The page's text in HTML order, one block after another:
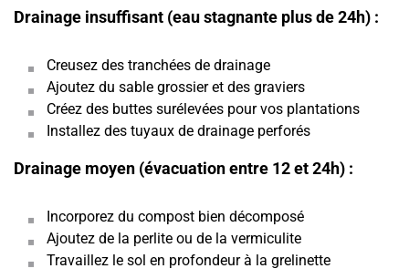
Drainage insuffisant (eau stagnante plus de 24h) :
Creusez des tranchées de drainage
Ajoutez du sable grossier et des graviers
Créez des buttes surélevées pour vos plantations
Installez des tuyaux de drainage perforés
Drainage moyen (évacuation entre 12 et 24h) :
Incorporez du compost bien décomposé
Ajoutez de la perlite ou de la vermiculite
Travaillez le sol en profondeur à la grelinette